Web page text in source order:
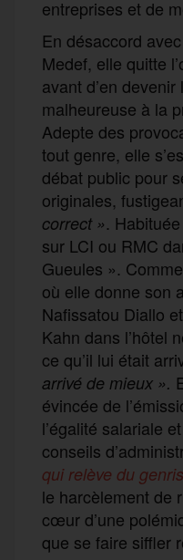
entreprises et de
En désaccord
Medef, elle quitte
avant d’en
malheureuse à la
Adepte des
tout genre, elle
débat public pour
originales,
correct ».
sur LCI ou RMC
Gueules ».
où elle donne son
Nafissatou Diallo
Kahn dans l’hôtel
ce qu’il lui était
arrivé de mieux ».
évincée de
l’égalité salariale
conseils
qui relève du
le harcèlement de
cœur d’une
que se faire siffler